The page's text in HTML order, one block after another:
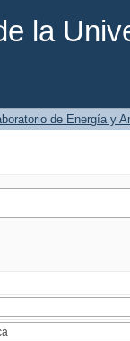
la
de Energía y